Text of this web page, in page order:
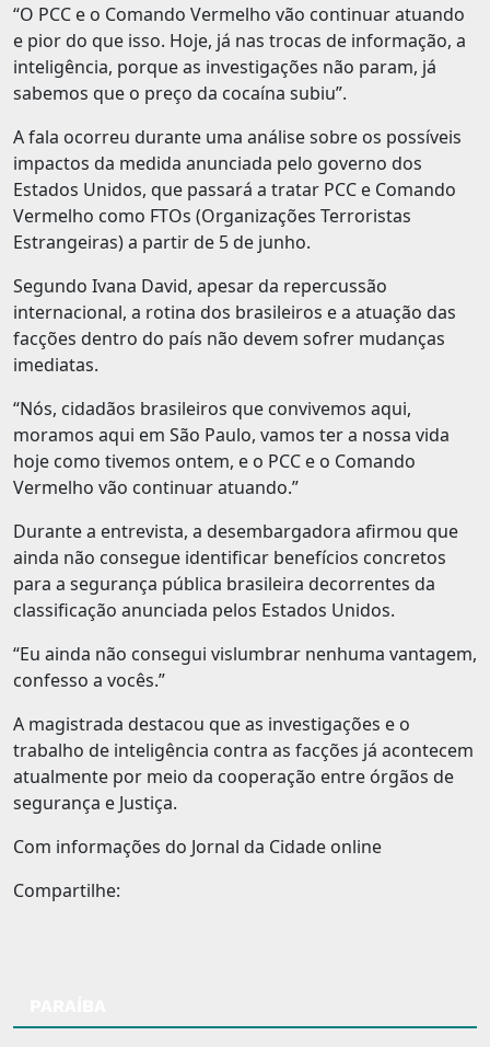
“O PCC e o Comando Vermelho vão continuar atuando
e pior do que isso. Hoje, já nas trocas de informação, a
inteligência, porque as investigações não param, já
sabemos que o preço da cocaína subiu”.
A fala ocorreu durante uma análise sobre os possíveis
impactos da medida anunciada pelo governo dos
Estados Unidos, que passará a tratar PCC e Comando
Vermelho como FTOs (Organizações Terroristas
Estrangeiras) a partir de 5 de junho.
Segundo Ivana David, apesar da repercussão
internacional, a rotina dos brasileiros e a atuação das
facções dentro do país não devem sofrer mudanças
imediatas.
“Nós, cidadãos brasileiros que convivemos aqui,
moramos aqui em São Paulo, vamos ter a nossa vida
hoje como tivemos ontem, e o PCC e o Comando
Vermelho vão continuar atuando.”
Durante a entrevista, a desembargadora afirmou que
ainda não consegue identificar benefícios concretos
para a segurança pública brasileira decorrentes da
classificação anunciada pelos Estados Unidos.
“Eu ainda não consegui vislumbrar nenhuma vantagem,
confesso a vocês.”
A magistrada destacou que as investigações e o
trabalho de inteligência contra as facções já acontecem
atualmente por meio da cooperação entre órgãos de
segurança e Justiça.
Com informações do Jornal da Cidade online
Compartilhe: